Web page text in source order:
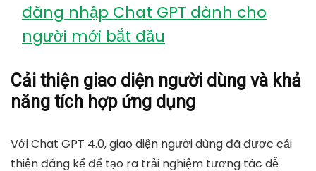
đăng nhập Chat GPT dành cho
người mới bắt đầu
Cải thiện giao diện người dùng và khả
năng tích hợp ứng dụng
Với Chat GPT 4.0,giao diện người dùng đã được cải
thiệnđáng kể để tạo ra trải nghiệm tương tác dễ